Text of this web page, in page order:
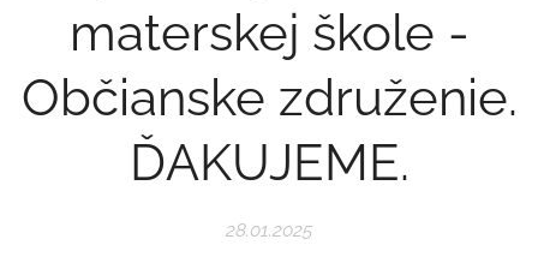
materskej škole -
Občianske združenie.
ĎAKUJEME.
28.01.2025